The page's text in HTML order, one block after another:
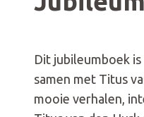
Dit jubileumboek
samen met Titus
mooie verhalen,